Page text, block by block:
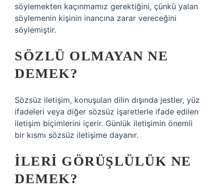
söylemekten kaçınmamız gerektiğini, çünkü yalan
söylemenin kişinin inancına zarar vereceğini
söylemiştir.
SÖZLÜ OLMAYAN NE
DEMEK?
Sözsüz iletişim, konuşulan dilin dışında jestler, yüz
ifadeleri veya diğer sözsüz işaretlerle ifade edilen
iletişim biçimlerini içerir. Günlük iletişimin önemli
bir kısmı sözsüz iletişime dayanır.
İLERI GÖRÜŞLÜLÜK NE
DEMEK?